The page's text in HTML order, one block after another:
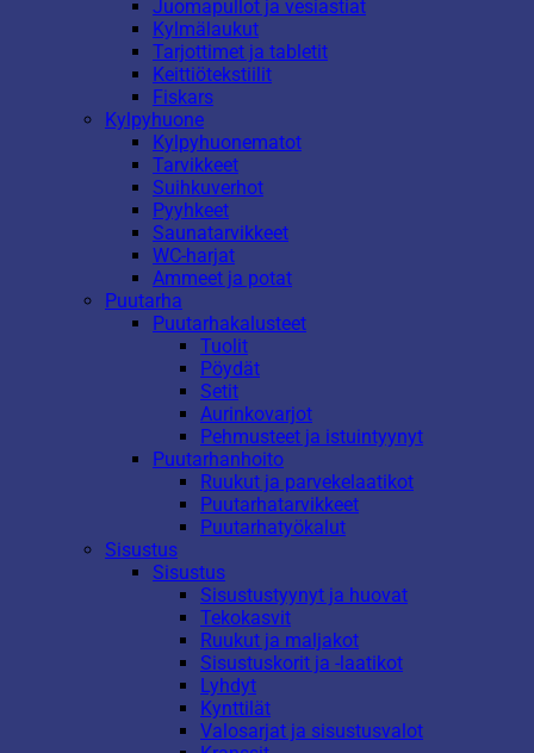
Juomapullot ja vesiastiat
Kylmälaukut
Tarjottimet ja tabletit
Keittiötekstiilit
Fiskars
Kylpyhuone
Kylpyhuonematot
Tarvikkeet
Suihkuverhot
Pyyhkeet
Saunatarvikkeet
WC-harjat
Ammeet ja potat
Puutarha
Puutarhakalusteet
Tuolit
Pöydät
Setit
Aurinkovarjot
Pehmusteet ja istuintyynyt
Puutarhanhoito
Ruukut ja parvekelaatikot
Puutarhatarvikkeet
Puutarhatyökalut
Sisustus
Sisustus
Sisustustyynyt ja huovat
Tekokasvit
Ruukut ja maljakot
Sisustuskorit ja -laatikot
Lyhdyt
Kynttilät
Valosarjat ja sisustusvalot